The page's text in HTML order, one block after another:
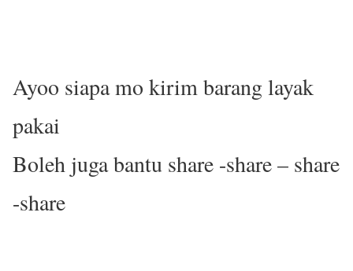
Ayoo siapa mo kirim barang layak
pakai
Boleh juga bantu share -share – share
-share